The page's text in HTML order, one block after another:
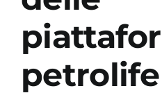
Analisi di